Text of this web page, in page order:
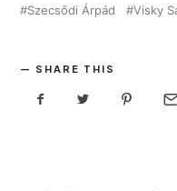
Szecsődi Árpád
Visky
SHARE THIS